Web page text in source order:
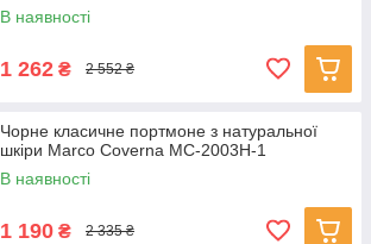
В наявності
1 262 ₴ 2 552 ₴
Чорне класичне портмоне з натуральної
шкіри Marco Coverna MC-2003Н-1
В наявності
1 190 ₴ 2 335 ₴